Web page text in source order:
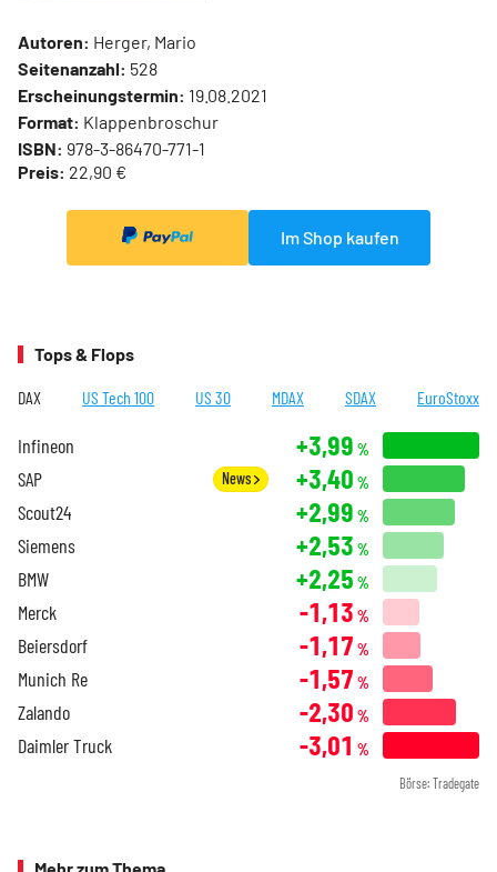
Autoren: Herger, Mario
Seitenanzahl: 528
Erscheinungstermin: 19.08.2021
Format: Klappenbroschur
ISBN: 978-3-86470-771-1
Preis: 22,90 €
Im Shop kaufen
Tops & Flops
DAX US Tech 100 US 30 MDAX SDAX EuroStoxx
Infineon +3,99 %
SAP News +3,40 %
Scout24 +2,99 %
Siemens +2,53 %
BMW +2,25 %
Merck -1,13 %
Beiersdorf -1,17 %
Munich Re -1,57 %
Zalando -2,30 %
Daimler Truck -3,01 %
Börse: Tradegate